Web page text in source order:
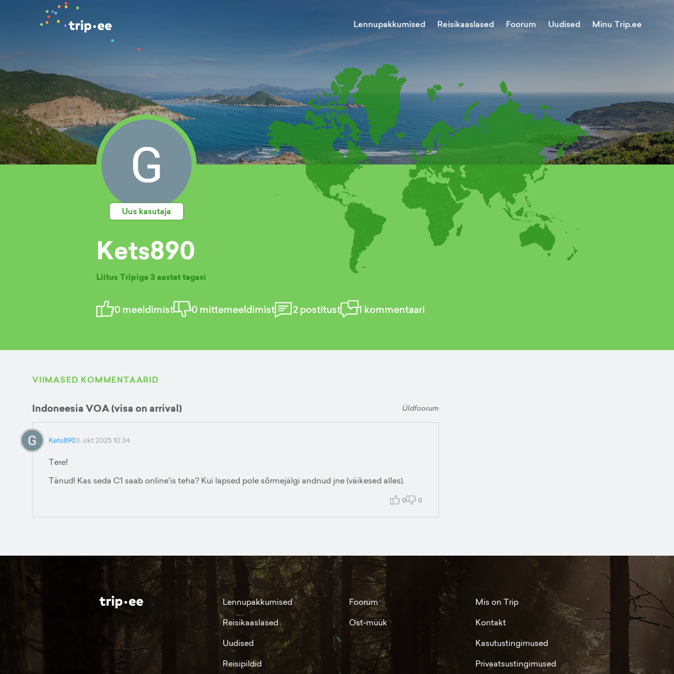
Lennupakkumised Reisikaaslased Foorum Uudised Minu Trip.ee
Uus kasutaja
Kets890
Liitus Tripiga 3 aastat tagasi
0meeldimist 0mittemeeldimist 2postitust 1 kommentaari
VIIMASED KOMMENTAARID
Indoneesia VOA (visa on arrival) Üldfoorum
Kets8903. okt 2025 10:34
Tere!
Tänud! Kas seda C1 saab online'is teha? Kui lapsed pole sõrmejälgi andnud jne (väikesed alles).
0 0
Lennupakkumised
Reisikaaslased
Uudised
Reisipildid
Foorum
Ost-müük
Mis on Trip
Kontakt
Kasutustingimused
Privaatsustingimused